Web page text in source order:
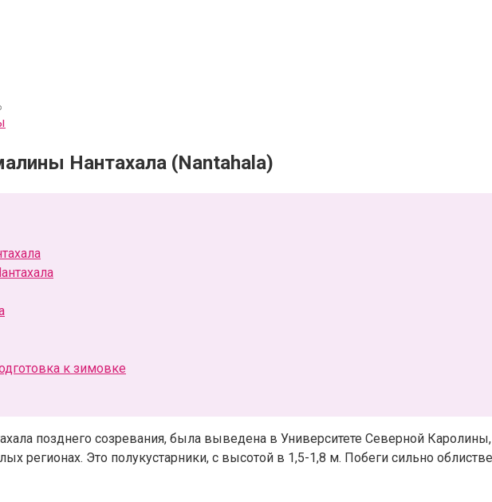
Нантахала (Nantahala)
к зимовке
позднего созревания, была выведена в Университете Северной Каролины,
регионах. Это полукустарники, с высотой в 1,5-1,8 м. Побеги сильно